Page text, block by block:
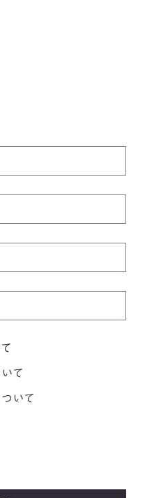
秘密あり！
て
いて